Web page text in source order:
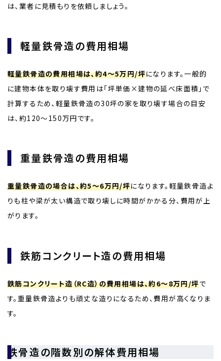
は、業者に見積もりを依頼しましょう。
軽量鉄骨造の費用相場
軽量鉄骨造の費用相場は、約4～5万円/坪になります。一般的
に建物本体を取り壊す費用は「坪単価×建物の延べ床面積」で
計算するため、軽量鉄骨造の30坪の家を取り壊す場合の目安
は、約120～150万円です。
重量鉄骨造の費用相場
重量鉄骨造の場合は、約5～6万円/坪になります。軽量鉄骨造よ
りも柱や梁が太い構造で取り壊しに時間がかかる分、費用が上
がります。
鉄筋コンクリート造の費用相場
鉄筋コンクリート造（RC造）の費用相場は、約6～8万円/坪で
す。重量鉄骨造よりも頑丈な造りになるため、費用が高くなりま
す。
鉄骨造の階数別の解体費用相場